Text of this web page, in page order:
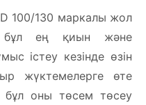
100/130 маркалы жол
бұл ең қиын және
істеу кезінде өзін
жүктемелерге өте
оны төсем төсеу